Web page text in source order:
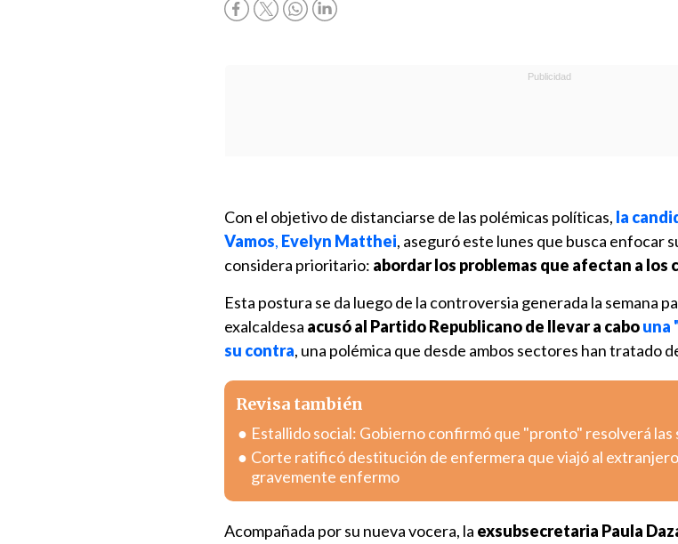
Con el objetivo de distanciarse de las polémicas políticas, la
Vamos, Evelyn Matthei, aseguró este lunes que busca enfocar
considera prioritario: abordar los problemas que afectan a los
Esta postura se da luego de la controversia generada la semana
exalcaldesa acusó al Partido Republicano de llevar a cabouna
su contra, una polémica que desde ambos sectores han tratado
Revisa también
Estallido social: Gobierno confirmó que "pronto" resolverá
Corte ratificó destitución de enfermera que viajó al
gravemente enfermo
Acompañada por su nueva vocera, la exsubsecretaria Paula